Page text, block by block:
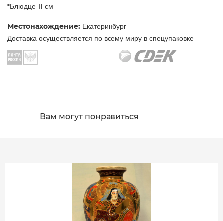
*Блюдце 11 см
Местонахождение: Екатеринбург
Доставка осуществляется по всему миру в спецупаковке
Вам могут понравиться